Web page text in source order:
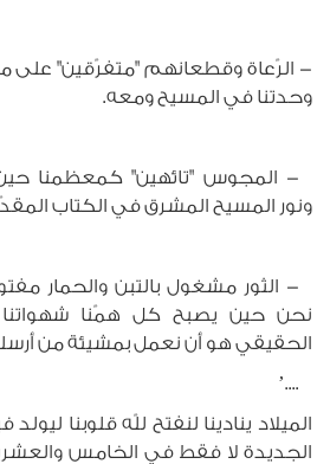
- الرّعاة وقطعانهم "متفرّقين" على
وحدتنا في المسيح ومعه.
- المجوس "تائهين" كمعظمنا حين
ونور المسيح المشرق في الكتاب
- الثور مشغول بالتبن والحمار
نحن حين يصبح كل همّنا شهواتنا
الحقيقي هو أن نعمل بمشيئة من
....’
الميلاد ينادينا لنفتح للّه قلوبنا
الجديدة لا فقط في الخامس